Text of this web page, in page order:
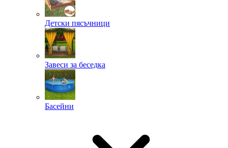
Детски пясъчници
Завеси за беседка
Басейни